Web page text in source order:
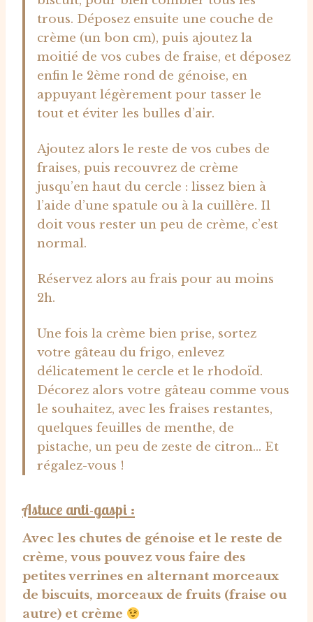
trous. Déposez ensuite une couche de
crème (un bon cm), puis ajoutez la
moitié de vos cubes de fraise, et déposez
enfin le 2ème rond de génoise, en
appuyant légèrement pour tasser le
tout et éviter les bulles d’air.
Ajoutez alors le reste de vos cubes de
fraises, puis recouvrez de crème
jusqu’en haut du cercle : lissez bien à
l’aide d’une spatule ou à la cuillère. Il
doit vous rester un peu de crème, c’est
normal.
Réservez alors au frais pour au moins
2h.
Une fois la crème bien prise, sortez
votre gâteau du frigo, enlevez
délicatement le cercle et le rhodoïd.
Décorez alors votre gâteau comme vous
le souhaitez, avec les fraises restantes,
quelques feuilles de menthe, de
pistache, un peu de zeste de citron… Et
régalez-vous !
Astuce anti-gaspi :
Avec les chutes de génoise et le reste de
crème, vous pouvez vous faire des
petites verrines en alternant morceaux
de biscuits, morceaux de fruits (fraise ou
autre) et crème